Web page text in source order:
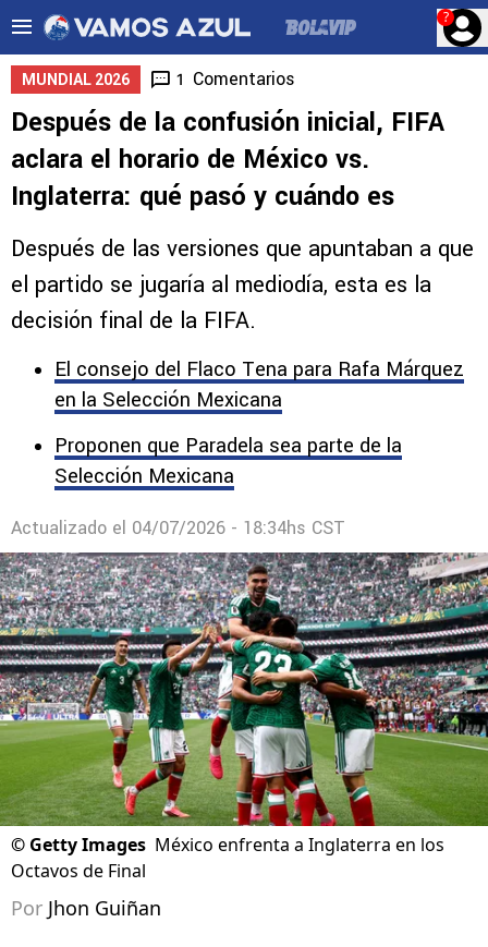
?
MUNDIAL 2026 1 Comentarios
Después de la confusión inicial, FIFA
aclara el horario de México vs.
Inglaterra: qué pasó y cuándo es
Después de las versiones que apuntaban a que
el partido se jugaría al mediodía, esta es la
decisión final de la FIFA.
El consejo del Flaco Tena para Rafa Márquez
en la Selección Mexicana
Proponen que Paradela sea parte de la
Selección Mexicana
Actualizado el 04/07/2026 - 18:34hs CST
© Getty Images México enfrenta a Inglaterra en los
Octavos de Final
Por Jhon Guiñan